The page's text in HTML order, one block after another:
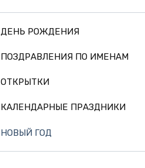
ДЕНЬ РОЖДЕНИЯ
ПОЗДРАВЛЕНИЯ ПО ИМЕНАМ
ОТКРЫТКИ
КАЛЕНДАРНЫЕ ПРАЗДНИКИ
НОВЫЙ ГОД